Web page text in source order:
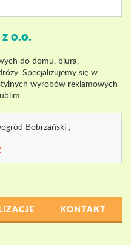
o.o.
do domu, biura,
Specjalizujemy się w
wyrobów reklamowych
Bobrzański ,
KONTAKT